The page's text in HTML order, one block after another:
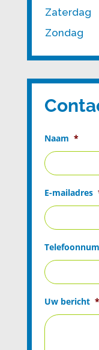
Zaterdag
Zondag
Naam *
E-mailadres
Uw bericht *